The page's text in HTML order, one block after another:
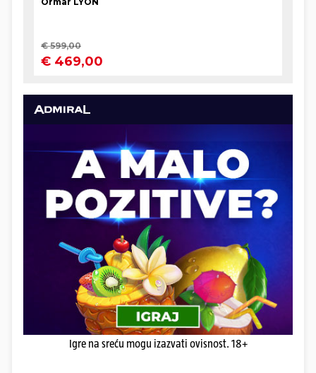
Igre na sreću mogu izazvati ovisnost. 18+